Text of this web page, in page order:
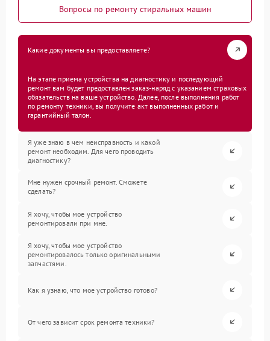
Вопросы по ремонту стиральных машин
Какие документы вы предоставляете?
На этапе приема устройства на диагностику и последующий
ремонт вам будет предоставлен заказ-наряд с указанием страховых
обязательств на ваше устройство. Далее, после выполнения работ
по ремонту техники, вы получите акт выполненных работ и
гарантийный талон.
Я уже знаю в чем неисправность и какой
ремонт необходим. Для чего проводить
диагностику?
Мне нужен срочный ремонт. Сможете
сделать?
Я хочу, чтобы мое устройство
ремонтировали при мне.
Я хочу, чтобы мое устройство
ремонтировалось только оригинальными
запчастями.
Как я узнаю, что мое устройство готово?
От чего зависит срок ремонта техники?